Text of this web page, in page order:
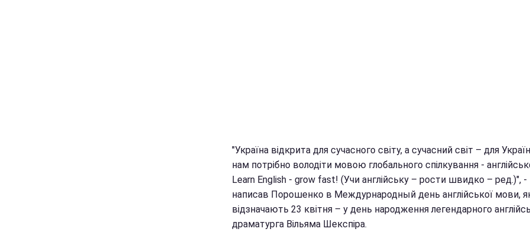
"Україна відкрита для сучасного світу, а сучасний світ – для
нам потрібно володіти мовою глобального спілкування -
Learn English - grow fast! (Учи англійську – рости швидко – ред.)", -
написав Порошенко в Междурнародный день англійської мови,
відзначають 23 квітня – у день народження легендарного
драматурга Вільяма Шекспіра.